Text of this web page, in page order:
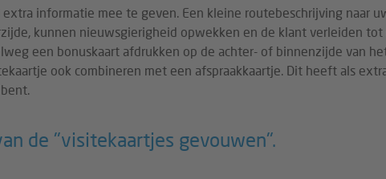
informatie mee te geven. Een kleine routebeschrijving naar
kunnen nieuwsgierigheid opwekken en de klant verleiden
een bonuskaart afdrukken op de achter- of binnenzijde van
ook combineren met een afspraakkaartje. Dit heeft als
de "visitekaartjes gevouwen".